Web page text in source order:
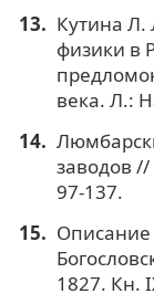
Кутина
физики в
века. Л.:
заводов
97-137.
1827. Кн.